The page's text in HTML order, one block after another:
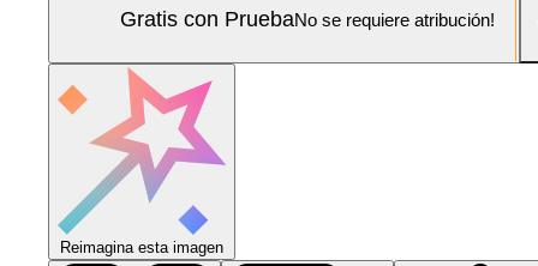
Gratis con PruebaNo se requiere atribución!
Reimagina esta imagen